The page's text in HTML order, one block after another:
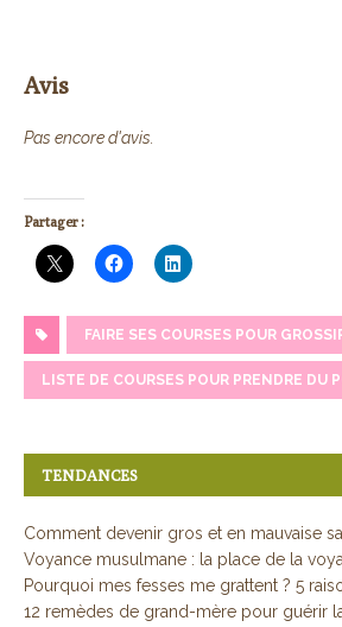
Avis
Pas encore d'avis.
Partager :
FAIRE SES COURSES POUR
LISTE DE COURSES POUR PRENDRE DU
TENDANCES
Comment devenir gros et en mauvaise
Voyance musulmane : la place de la
Pourquoi mes fesses me grattent ? 5
12 remèdes de grand-mère pour guérir